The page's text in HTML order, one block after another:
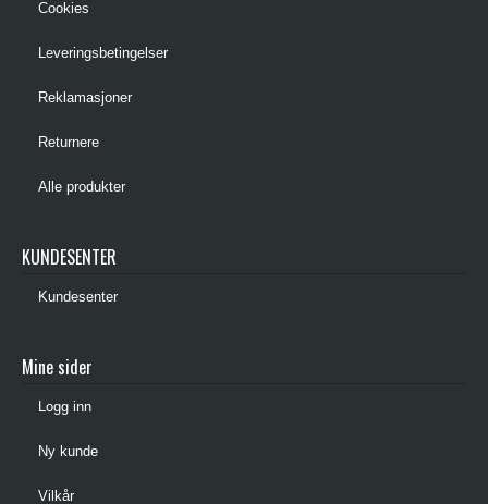
Cookies
Leveringsbetingelser
Reklamasjoner
Returnere
Alle produkter
KUNDESENTER
Kundesenter
Mine sider
Logg inn
Ny kunde
Vilkår